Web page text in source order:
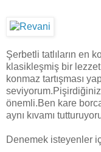
Şerbetli tatlıların en
klasikleşmiş bir
konmaz tartışması
önemli.Ben kare
aynı kıvamı
Denemek isteyenler